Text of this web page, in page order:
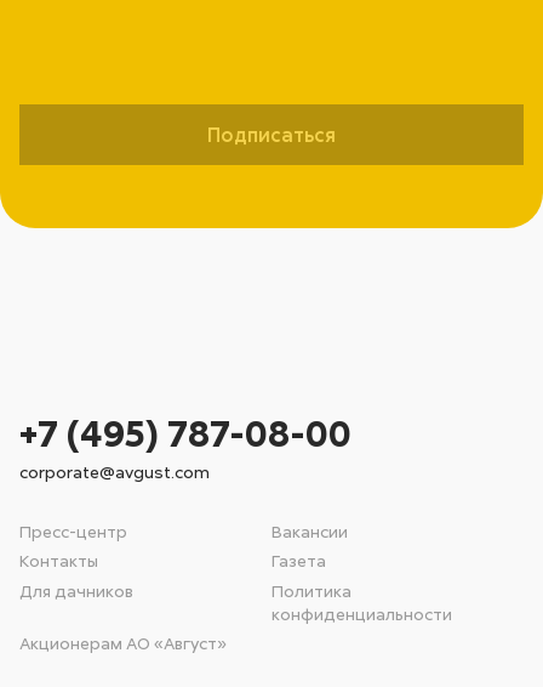
Подписаться
Пресс-центр
Вакансии
Контакты
Газета
Для дачников
Политика
конфиденциальности
Акционерам АО «Август»
+7 (495) 787-08-00
corporate@avgust.com